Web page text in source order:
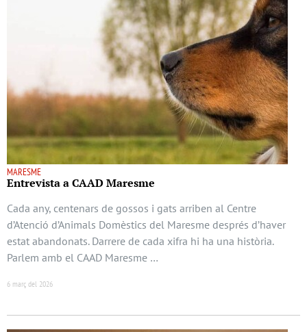
MARESME
Entrevista a CAAD Maresme
Cada any, centenars de gossos i gats arriben al Centre
d’Atenció d’Animals Domèstics del Maresme després d’haver
estat abandonats. Darrere de cada xifra hi ha una història.
Parlem amb el CAAD Maresme …
6 març del 2026